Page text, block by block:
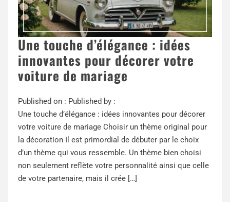
Une touche d’élégance : idées
innovantes pour décorer votre
voiture de mariage
Published on : Published by :
Une touche d’élégance : idées innovantes pour décorer
votre voiture de mariage Choisir un thème original pour
la décoration Il est primordial de débuter par le choix
d’un thème qui vous ressemble. Un thème bien choisi
non seulement reflète votre personnalité ainsi que celle
de votre partenaire, mais il crée […]